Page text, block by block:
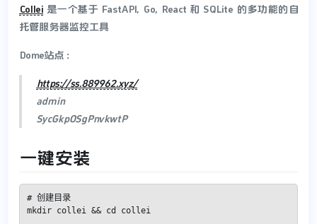
Collei 是一个基于 FastAPI, Go, React 和 SQLite 的多功能的自
托管服务器监控工具
Dome站点：
https://ss.889962.xyz/
admin
SycGkpOSgPnvkwtP
一键安装
# 创建目录
mkdir collei && cd collei